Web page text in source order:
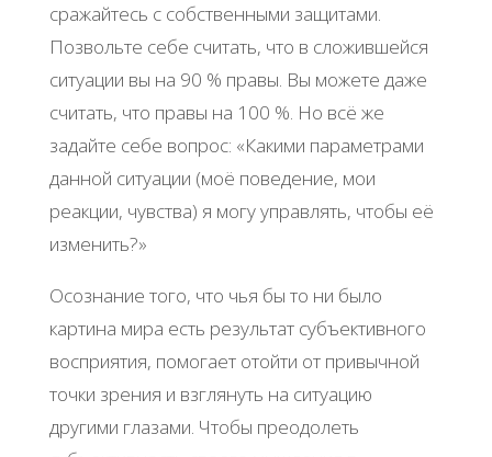
сражайтесь с собственными защитами.
Позвольте себе считать, что в сложившейся
ситуации вы на 90 % правы. Вы можете даже
считать, что правы на 100 %. Но всё же
задайте себе вопрос: «Какими параметрами
данной ситуации (моё поведение, мои
реакции, чувства) я могу управлять, чтобы её
изменить?»
Осознание того, что чья бы то ни было
картина мира есть результат субъективного
восприятия, помогает отойти от привычной
точки зрения и взглянуть на ситуацию
другими глазами. Чтобы преодолеть